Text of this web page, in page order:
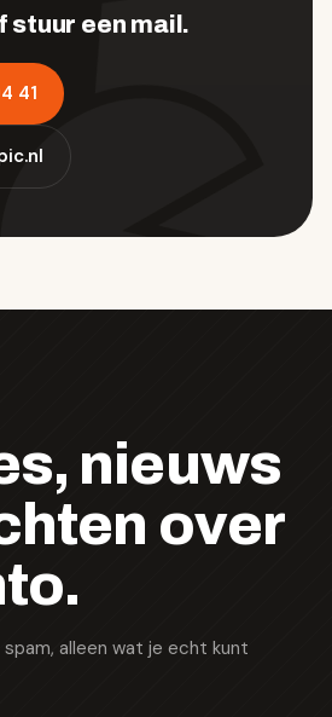
stuur een mail.
41
nieuws
over
spam, alleen wat je echt kunt